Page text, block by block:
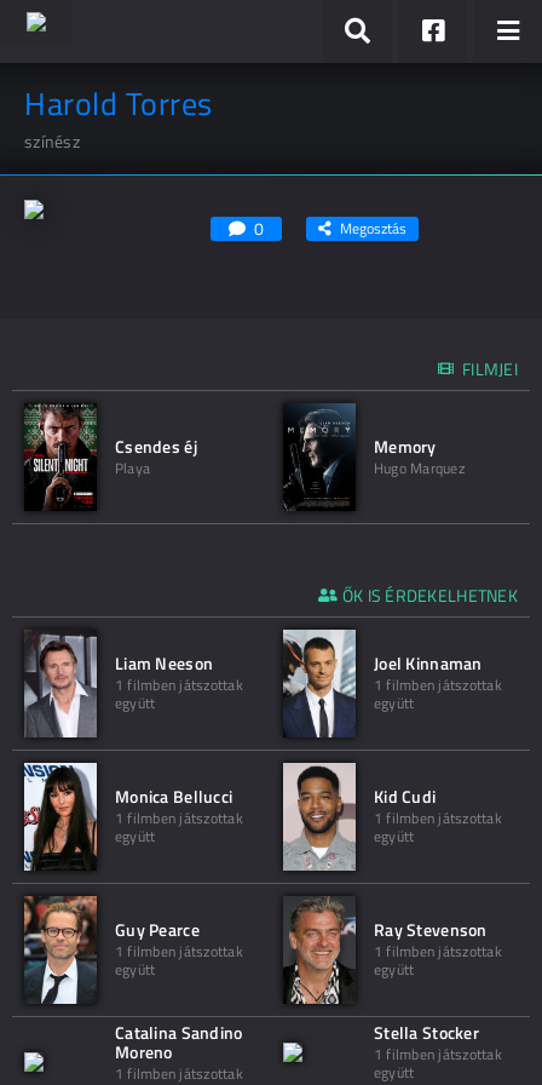
Harold Torres
színész
0 Megosztás
FILMJEI
Csendes éj
Playa
Memory
Hugo Marquez
ŐK IS ÉRDEKELHETNEK
Liam Neeson
1 filmben játszottak
együtt
Joel Kinnaman
1 filmben játszottak
együtt
Monica Bellucci
1 filmben játszottak
együtt
Kid Cudi
1 filmben játszottak
együtt
Guy Pearce
1 filmben játszottak
együtt
Ray Stevenson
1 filmben játszottak
együtt
Catalina Sandino
Moreno
1 filmben játszottak
Stella Stocker
1 filmben játszottak
együtt